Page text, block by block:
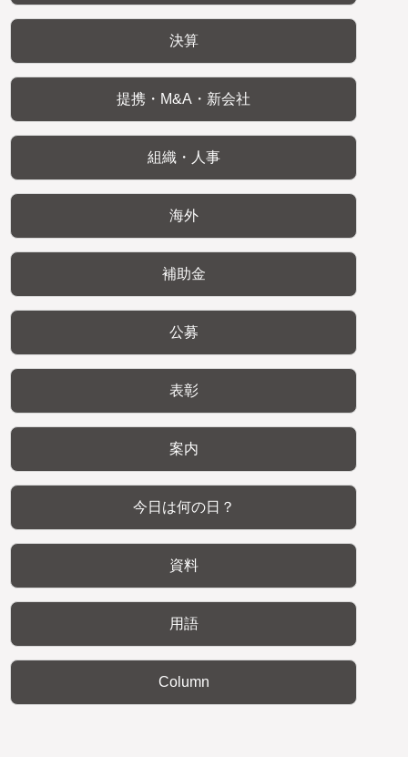
決算
提携・M&A・新会社
組織・人事
海外
補助金
公募
表彰
案内
今日は何の日？
資料
用語
Column